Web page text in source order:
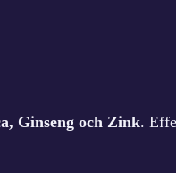
Ginseng och Zink.